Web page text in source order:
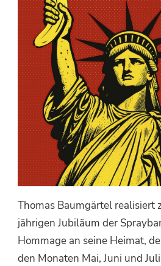
Thomas Baumgärtel realisiert
jährigen Jubiläum der
Hommage an seine Heimat,
den Monaten Mai, Juni und